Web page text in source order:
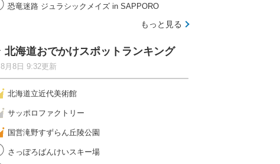
恐竜迷路 ジュラシックメイズ in SAPPORO
もっと見る
北海道おでかけスポットランキング
8月8日 9:32更新
北海道立近代美術館
サッポロファクトリー
国営滝野すずらん丘陵公園
さっぽろばんけいスキー場